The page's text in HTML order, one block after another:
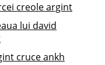
creole argint
lui david
cruce ankh